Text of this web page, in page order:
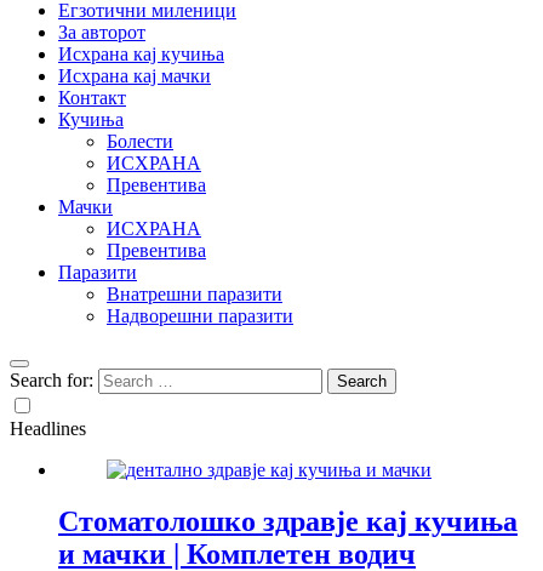
Егзотични миленици
За авторот
Исхрана кај кучиња
Исхрана кај мачки
Контакт
Кучиња
Болести
ИСХРАНА
Превентива
Мачки
ИСХРАНА
Превентива
Паразити
Внатрешни паразити
Надворешни паразити
Search for:
Headlines
Стоматолошко здравје кај кучиња
и мачки | Комплетен водич